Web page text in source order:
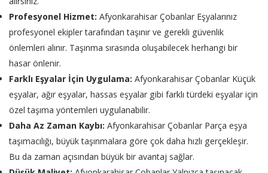
Profesyonel Hizmet: Afyonkarahisar Çobanlar Eşyalarınız
profesyonel ekipler tarafından taşınır ve gerekli güvenlik
önlemleri alınır. Taşınma sırasında oluşabilecek herhangi bir
hasar önlenir.
Farklı Eşyalar İçin Uygulama: Afyonkarahisar Çobanlar Küçük
eşyalar, ağır eşyalar, hassas eşyalar gibi farklı türdeki eşyalar için
özel taşıma yöntemleri uygulanabilir.
Daha Az Zaman Kaybı: Afyonkarahisar Çobanlar Parça eşya
taşımacılığı, büyük taşınmalara göre çok daha hızlı gerçekleşir.
Bu da zaman açısından büyük bir avantaj sağlar.